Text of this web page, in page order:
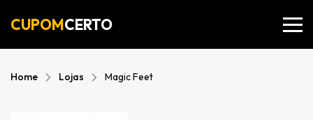
CUPOMCERTO
Home Lojas Magic Feet